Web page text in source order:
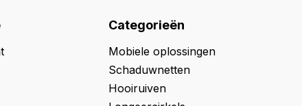
Categorieën
Mobiele oplossingen
Schaduwnetten
Hooiruiven